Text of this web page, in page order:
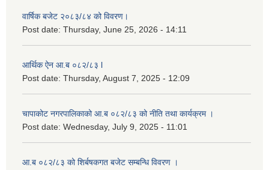
वार्षिक बजेट २०८३/८४ को विवरण।
Post date: Thursday, June 25, 2026 - 14:11
आर्थिक ऐन आ.ब ०८२/८३ l
Post date: Thursday, August 7, 2025 - 12:09
चापाकोट नगरपालिकाको आ.ब ०८२/८३ को नीति तथा कार्यक्रम ।
Post date: Wednesday, July 9, 2025 - 11:01
आ.ब ०८२/८३ को शिर्बषकगत बजेट सम्बन्धि विवरण ।